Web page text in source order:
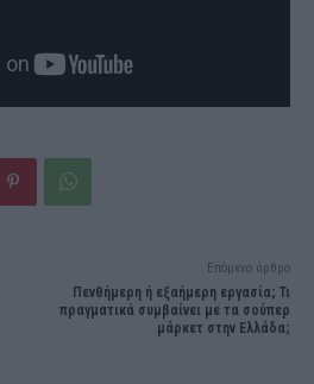
Επόμενο άρθρο
Πενθήμερη ή εξαήμερη εργασία; Τι
πραγματικά συμβαίνει με τα σούπερ
μάρκετ στην Ελλάδα;